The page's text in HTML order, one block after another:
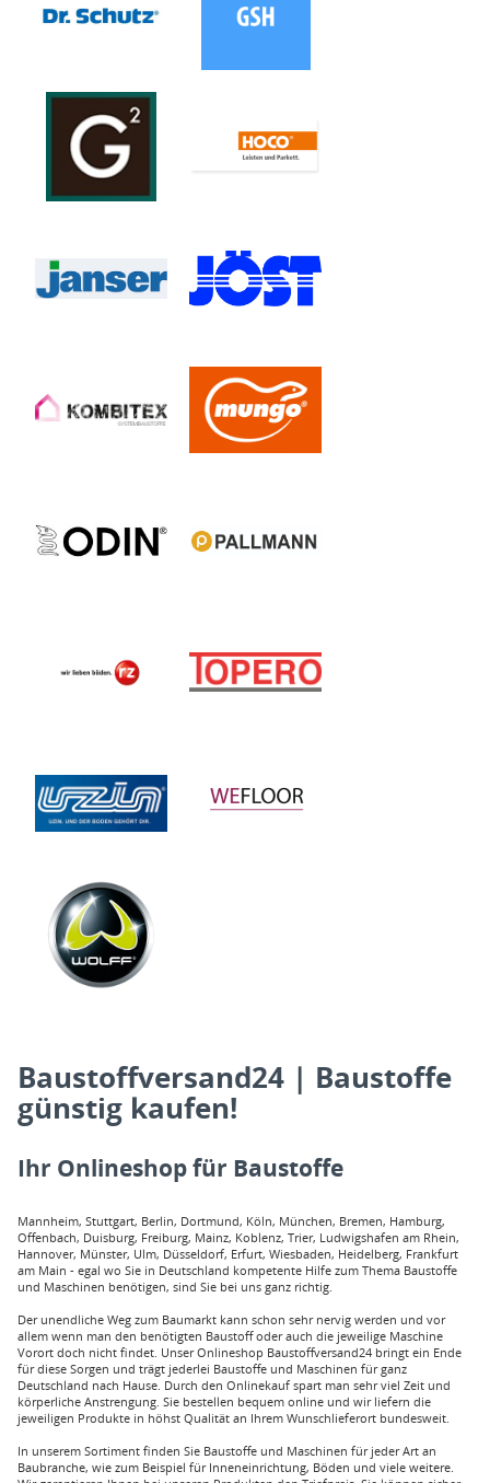
Baustoffversand24 | Baustoffe
günstig kaufen!
Ihr Onlineshop für Baustoffe
Mannheim, Stuttgart, Berlin, Dortmund, Köln, München, Bremen, Hamburg,
Offenbach, Duisburg, Freiburg, Mainz, Koblenz, Trier, Ludwigshafen am Rhein,
Hannover, Münster, Ulm, Düsseldorf, Erfurt, Wiesbaden, Heidelberg, Frankfurt
am Main - egal wo Sie in Deutschland kompetente Hilfe zum Thema Baustoffe
und Maschinen benötigen, sind Sie bei uns ganz richtig.
Der unendliche Weg zum Baumarkt kann schon sehr nervig werden und vor
allem wenn man den benötigten Baustoff oder auch die jeweilige Maschine
Vorort doch nicht findet. Unser Onlineshop Baustoffversand24 bringt ein Ende
für diese Sorgen und trägt jederlei Baustoffe und Maschinen für ganz
Deutschland nach Hause. Durch den Onlinekauf spart man sehr viel Zeit und
körperliche Anstrengung. Sie bestellen bequem online und wir liefern die
jeweiligen Produkte in höhst Qualität an Ihrem Wunschlieferort bundesweit.
In unserem Sortiment finden Sie Baustoffe und Maschinen für jeder Art an
Baubranche, wie zum Beispiel für Inneneinrichtung, Böden und viele weitere.